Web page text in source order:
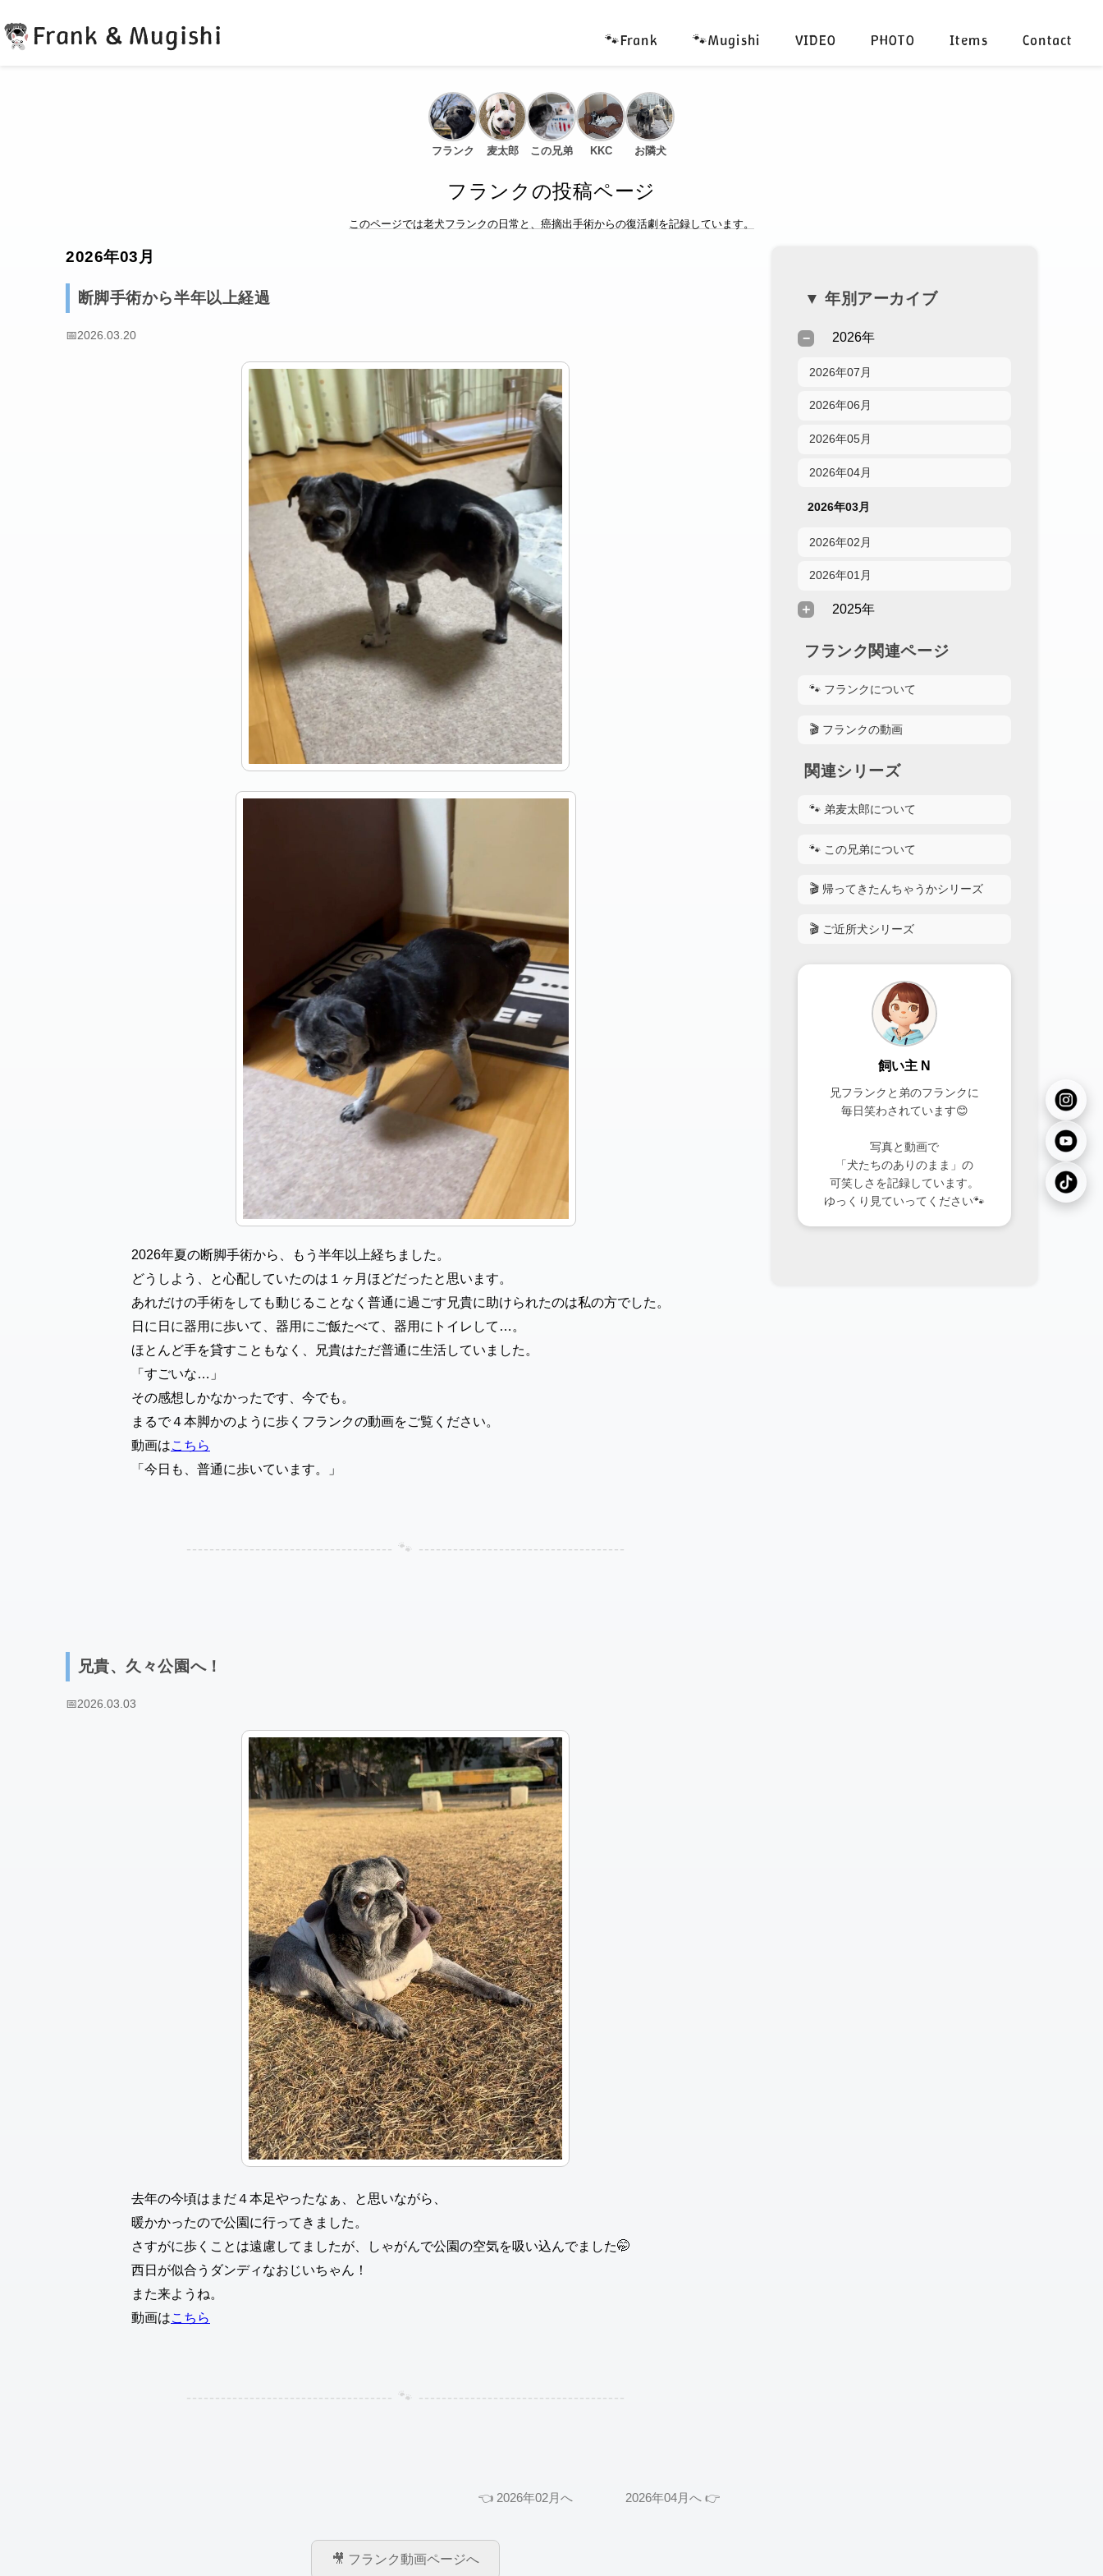
Frank & Mugishi 🐾Frank 🐾Mugishi VIDEO PHOTO Items Contact
フランク 麦太郎 この兄弟 KKC お隣犬
フランクの投稿ページ
このページでは老犬フランクの日常と、癌摘出手術からの復活劇を記録しています。
2026年03月
断脚手術から半年以上経過
📅2026.03.20
2026年夏の断脚手術から、もう半年以上経ちました。
どうしよう、と心配していたのは１ヶ月ほどだったと思います。
あれだけの手術をしても動じることなく普通に過ごす兄貴に助けられたのは私の方でした。
日に日に器用に歩いて、器用にご飯たべて、器用にトイレして…。
ほとんど手を貸すこともなく、兄貴はただ普通に生活していました。
「すごいな…」
その感想しかなかったです、今でも。
まるで４本脚かのように歩くフランクの動画をご覧ください。
動画はこちら
「今日も、普通に歩いています。」
兄貴、久々公園へ！
📅2026.03.03
去年の今頃はまだ４本足やったなぁ、と思いながら、
暖かかったので公園に行ってきました。
さすがに歩くことは遠慮してましたが、しゃがんで公園の空気を吸い込んでました🤭
西日が似合うダンディなおじいちゃん！
また来ようね。
動画はこちら
👈 2026年02月へ 2026年04月へ 👉
🎥 フランク動画ページへ
▼ 年別アーカイブ
2026年
2026年07月
2026年06月
2026年05月
2026年04月
2026年03月
2026年02月
2026年01月
2025年
フランク関連ページ
🐾 フランクについて
🎬 フランクの動画
関連シリーズ
🐾 弟麦太郎について
🐾 この兄弟について
🎬 帰ってきたんちゃうかシリーズ
🎬 ご近所犬シリーズ
飼い主 N
兄フランクと弟のフランクに
毎日笑わされています😊
写真と動画で
「犬たちのありのまま」の
可笑しさを記録しています。
ゆっくり見ていってください🐾